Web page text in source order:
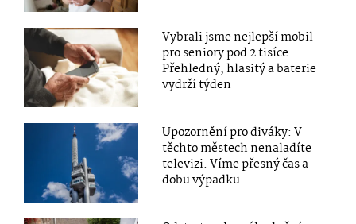
Vybrali jsme nejlepší mobil
pro seniory pod 2 tisíce.
Přehledný, hlasitý a baterie
vydrží týden
Upozornění pro diváky: V
těchto městech nenaladíte
televizi. Víme přesný čas a
dobu výpadku